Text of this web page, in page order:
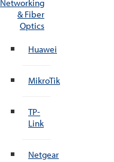
Networking
& Fiber
Optics
Huawei
MikroTik
TP-
Link
Netgear